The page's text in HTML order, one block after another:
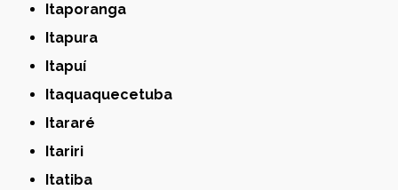
Itaporanga
Itapura
Itapuí
Itaquaquecetuba
Itararé
Itariri
Itatiba